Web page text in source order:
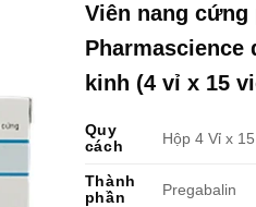
Viên nang cứng
Pharmascience
kinh (4 vỉ x 15
Quy
cách
Hộp 4 Vỉ x
Thành
phần
Pregabalin